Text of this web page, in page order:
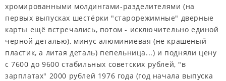
хромированными молдингами-разделителями (на
первых выпусках шестёрки "старорежимные" дверные
карты ещё встречались, потом - исключительно единой
чёрной деталью), минус алюминиевая (не крашеный
пластик, а литая деталь) пепельница...) и подняли цену
с 7600 до 9600 стабильных советских рублей, "в
зарплатах" 2000 рублей 1976 года (год начала выпуска